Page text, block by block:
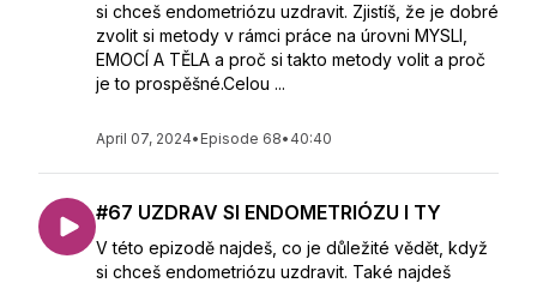
si chceš endometriózu uzdravit. Zjistíš, že je dobré
zvolit si metody v rámci práce na úrovni MYSLI,
EMOCÍ A TĚLA a proč si takto metody volit a proč
je to prospěšné.Celou ...
April 07, 2024• Episode 68• 40:40
#67 UZDRAV SI ENDOMETRIÓZU I TY
V této epizodě najdeš, co je důležité vědět, když
si chceš endometriózu uzdravit. Také najdeš